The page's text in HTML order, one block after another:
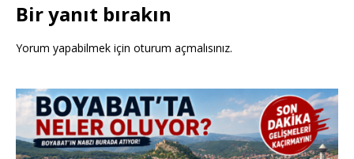
Bir yanıt bırakın
Yorum yapabilmek için oturum açmalısınız.